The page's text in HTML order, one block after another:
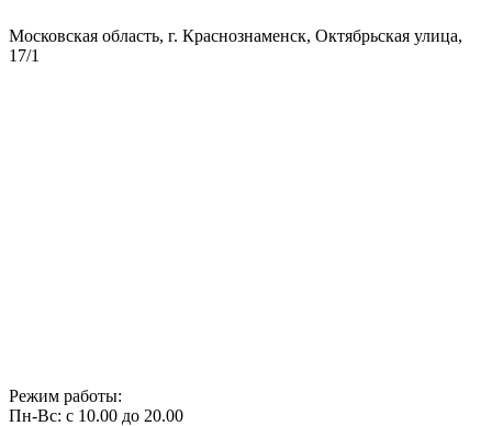
Московская область, г. Краснознаменск, Октябрьская улица,
17/1
Режим работы:
Пн-Вс: с 10.00 до 20.00